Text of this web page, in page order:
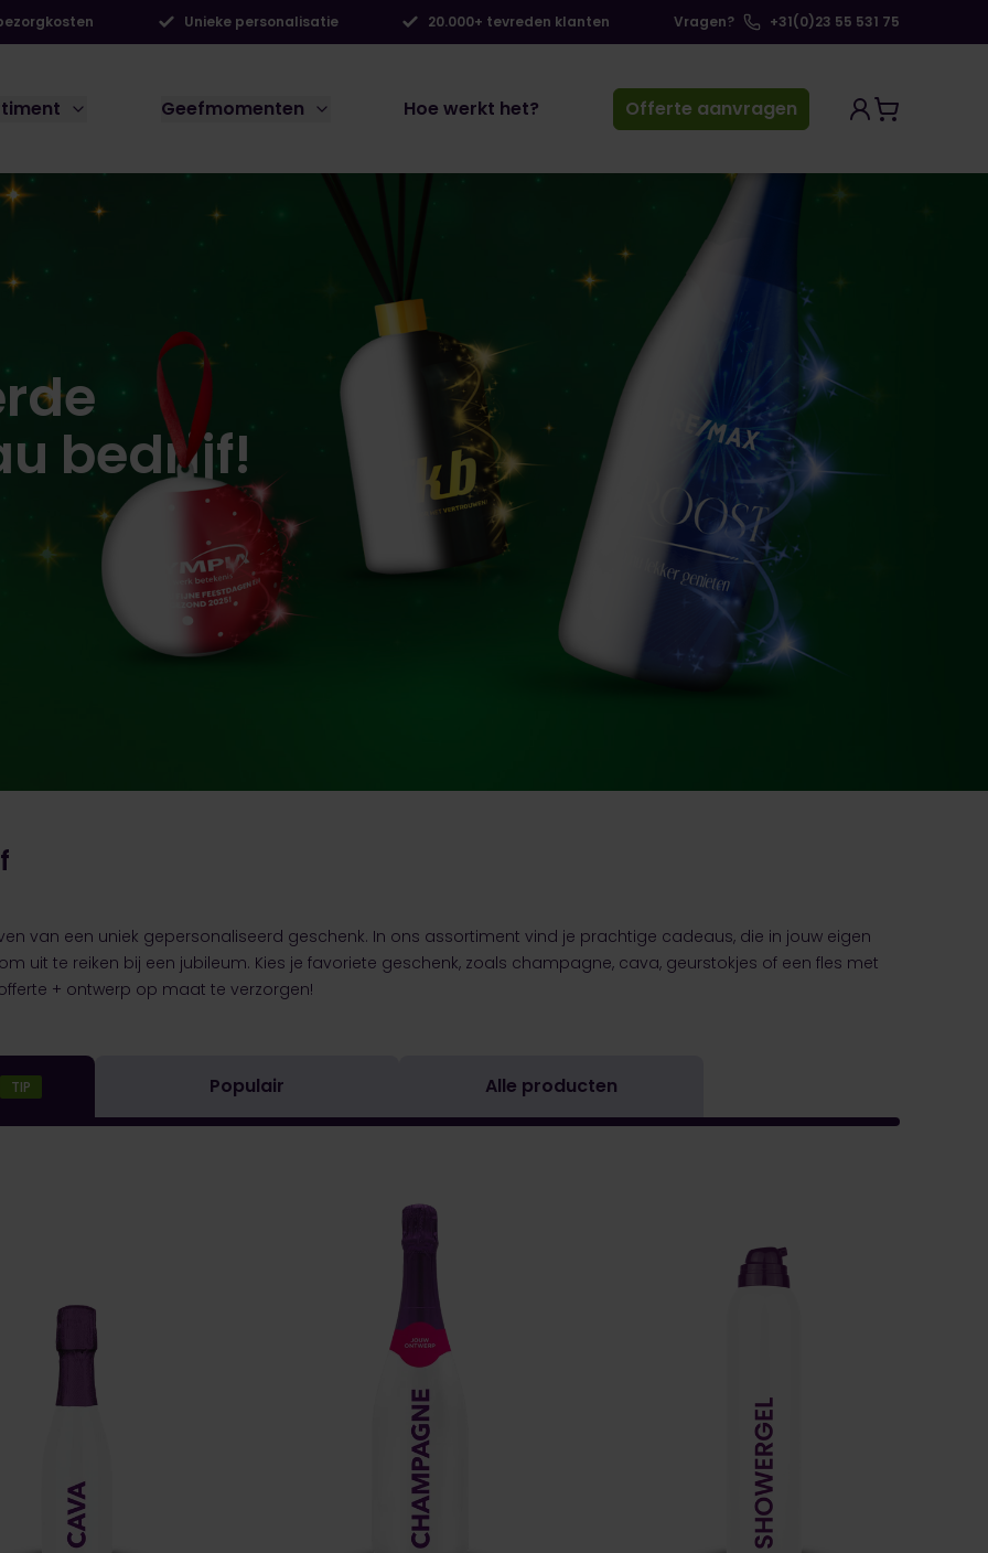
Unieke personalisatie 20.000+ tevreden klanten Vragen? +31(0)23 55 531 75
Geefmomenten Hoe werkt het? Offerte aanvragen
bedrijf!
van een uniek gepersonaliseerd geschenk. In ons assortiment vind je prachtige cadeaus, die in jouw eigen
uit te reiken bij een jubileum. Kies je favoriete geschenk, zoals champagne, cava, geurstokjes of een fles met
+ ontwerp op maat te verzorgen!
TIP Populair Alle producten